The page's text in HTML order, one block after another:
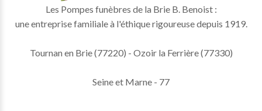
Les Pompes funèbres de la Brie B. Benoist :
une entreprise familiale à l'éthique rigoureuse depuis 1919.
Tournan en Brie (77220) - Ozoir la Ferrière (77330)
Seine et Marne - 77